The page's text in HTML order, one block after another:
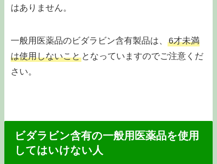
はありません。
一般用医薬品のビダラビン含有製品は、6才未満
は使用しないこと となっていますのでご注意くだ
さい。
ビダラビン含有の一般用医薬品を使用
してはいけない人